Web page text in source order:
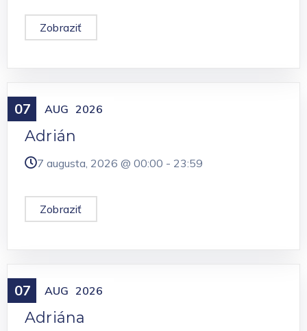
Zobraziť
07 AUG 2026
Meniny
Adrián
7 augusta, 2026 @ 00:00 - 23:59
Zobraziť
07 AUG 2026
Meniny
Adriána